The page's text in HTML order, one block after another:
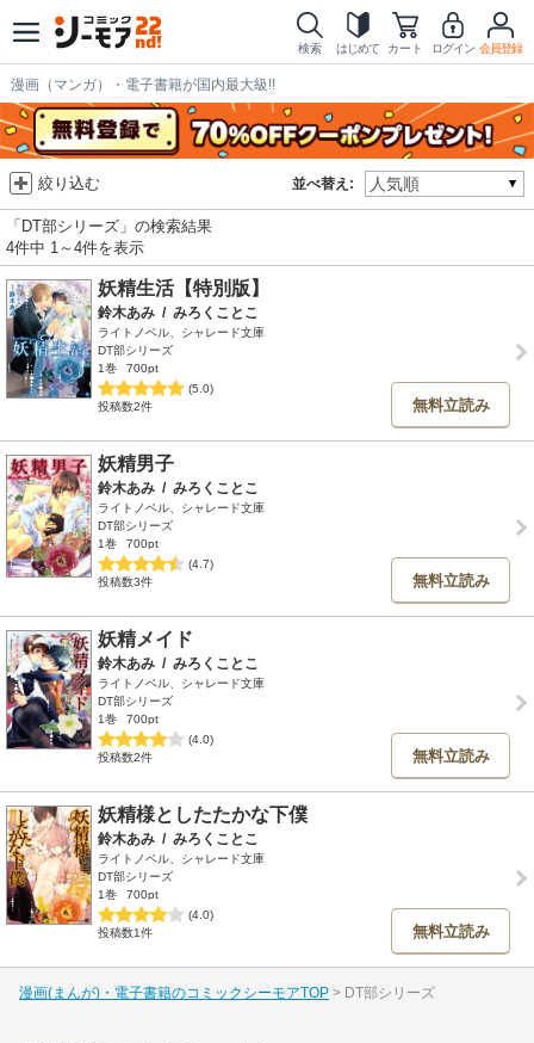
検索 はじめて カート ログイン 会員登録
漫画（マンガ）・電子書籍が国内最大級!!
並べ替え:
絞り込む
「DT部シリーズ」の検索結果
4件中 1～4件を表示
妖精生活【特別版】
鈴木あみ / みろくことこ
ライトノベル、シャレード文庫
DT部シリーズ
1巻
700pt
(5.0)
投稿数2件
無料立読み
妖精男子
鈴木あみ / みろくことこ
ライトノベル、シャレード文庫
DT部シリーズ
1巻
700pt
(4.7)
投稿数3件
無料立読み
妖精メイド
鈴木あみ / みろくことこ
ライトノベル、シャレード文庫
DT部シリーズ
1巻
700pt
(4.0)
投稿数2件
無料立読み
妖精様としたたかな下僕
鈴木あみ / みろくことこ
ライトノベル、シャレード文庫
DT部シリーズ
1巻
700pt
(4.0)
投稿数1件
無料立読み
漫画(まんが)・電子書籍のコミックシーモアTOP DT部シリーズ